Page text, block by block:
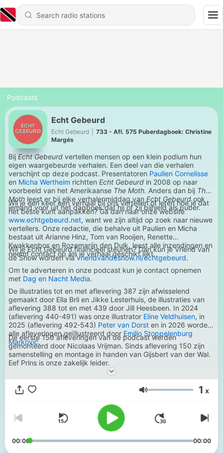
Podcasts
Echt Gebeurd
Echt Gebeurd
733 - Afl. 575 Puberdagboek: Christine
Margés
Bij Echt Gebeurd vertellen mensen op een klein podium hun
eigen waargebeurde verhalen. Een deel van die verhalen
verschijnt op deze podcast. Presentatoren Paulien Cornelisse
en Micha Wertheim richtten Echt Gebeurd in 2008 op naar
voorbeeld van het Amerikaanse The Moth. Anders dan bij The
Moth leest er bij elke verhalenmiddag van Echt Gebeurdook
iemand voor uit het dagboek dat hij of zij bijhield als puber.
Wil je een keer een verhaal bij ons vertellen of leren hoe je dat
het beste kunt aanpakken? Ga dan naar onze website
www.echtgebeurd.net, want we zijn altijd op zoek naar nieuwe
vertellers. Onze redactie, die behalve uit Paulien en Micha
bestaat uit Arianne Hinz, Tom van Rooijen, Renette
Kwakkenbos en Rozemarijn den Dulk, leest alle inzendingen en
neemt contact op als je verhaal geschikt lijkt.
Wil je Echt Gebeurd financieel steunen? Dan kun je Vriend van
de Show worden viavriendvandeshow.nl/echtgebeurd.
Om te adverteren in onze podcast kun je contact opnemen
met Dag en Nacht Media.
De illustraties tot en met aflevering 387 zijn afwisselend
gemaakt door Ella Bril en Jikke Lesterhuis, de illustraties van
aflevering 388 tot en met 439 door Jill Heesbeen. In 2024
(aflevering 440-491) was onze illustrator Eline Veldhuisen, in
2025 (aflevering 492-543) Peter van Dorst en in 2026 worden
alle afleveringen geïllustreerd door Emilio Stoppelenburg
Marković.
De eerste 150 afleveringen van de podcast werden
gemonteerd door Nicolaas Vrijman. Sinds aflevering 150 zijn
samenstelling en montage in handen van Gijsbert van der Wal.
Eef Prins is onze zakelijk leider.
Volume 1 x
00:00 00:00